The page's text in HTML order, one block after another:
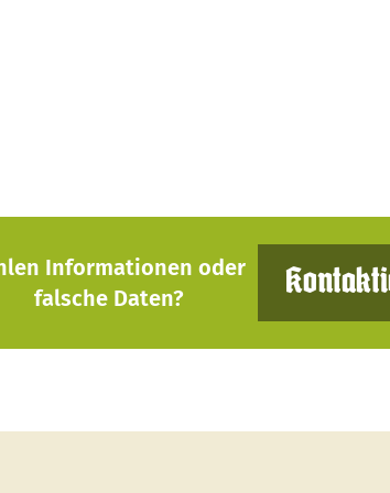
Informationen oder
falsche Daten?